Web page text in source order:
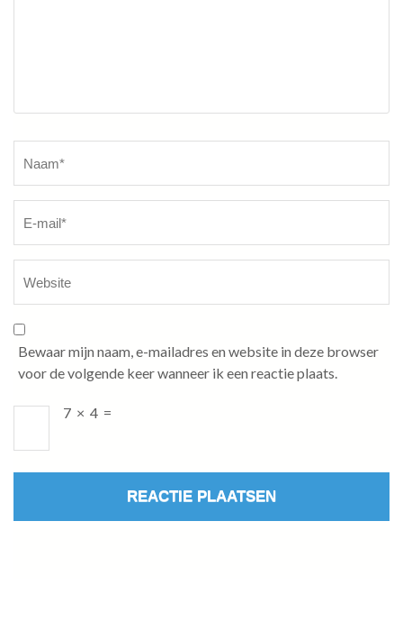
Bewaar mijn naam, e-mailadres en website in deze browser
voor de volgende keer wanneer ik een reactie plaats.
7 × 4 =